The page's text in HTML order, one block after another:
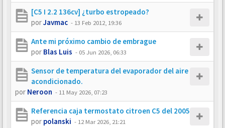
[C5 I 2.2 136cv] ¿turbo estropeado?
porJavmac - 13 Feb 2012, 19:36
Ante mi próximo cambio de embrague
por Blas Luis - 05 Jun 2026, 06:33
Sensor de temperatura del evaporador del aire
acondicionado.
por Neroon - 11 May 2026, 07:23
Referencia caja termostato citroen C5 del 2005
por polanski - 12 Mar 2026, 21:21